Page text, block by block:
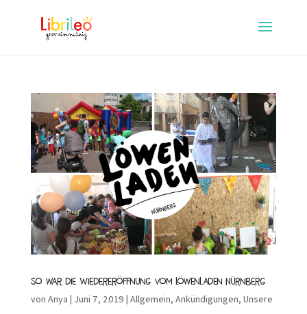
So war die Wiedereröffnung vom Löwenladen Nürnberg
von Anya | Juni 7, 2019 | Allgemein, Ankündigungen, Unsere